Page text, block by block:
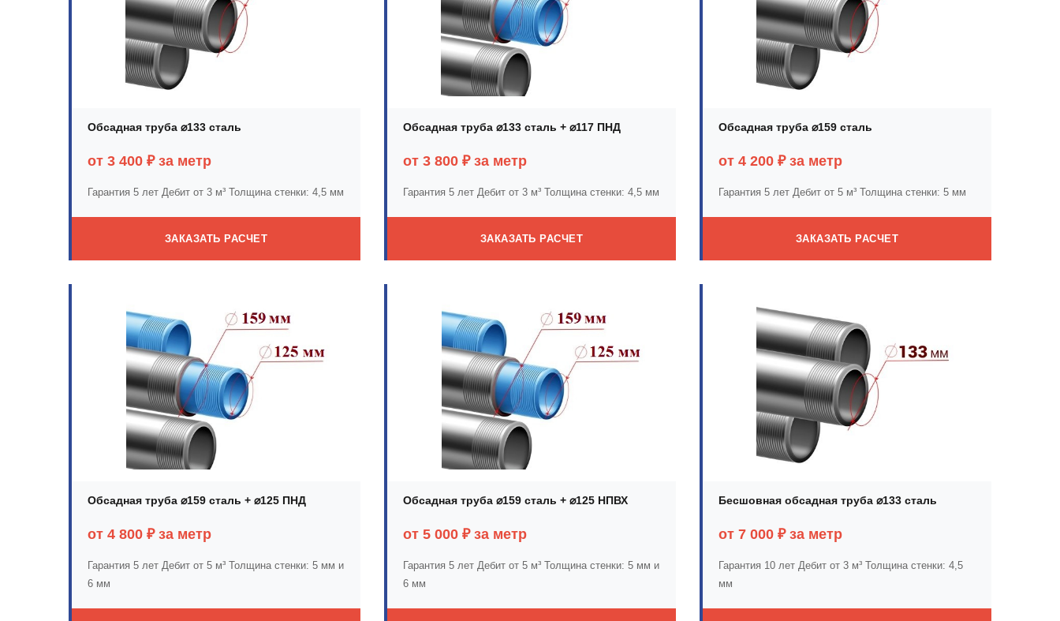
Обсадная труба ⌀133 сталь
от 3 400 ₽ за метр
Гарантия 5 лет Дебит от 3 м³ Толщина стенки: 4,5 мм
ЗАКАЗАТЬ РАСЧЕТ
Обсадная труба ⌀133 сталь + ⌀117 ПНД
от 3 800 ₽ за метр
Гарантия 5 лет Дебит от 3 м³ Толщина стенки: 4,5 мм
ЗАКАЗАТЬ РАСЧЕТ
Обсадная труба ⌀159 сталь
от 4 200 ₽ за метр
Гарантия 5 лет Дебит от 5 м³ Толщина стенки: 5 мм
ЗАКАЗАТЬ РАСЧЕТ
Обсадная труба ⌀159 сталь + ⌀125 ПНД
от 4 800 ₽ за метр
Гарантия 5 лет Дебит от 5 м³ Толщина стенки: 5 мм и
6 мм
Обсадная труба ⌀159 сталь + ⌀125 НПВХ
от 5 000 ₽ за метр
Гарантия 5 лет Дебит от 5 м³ Толщина стенки: 5 мм и
6 мм
Бесшовная обсадная труба ⌀133 сталь
от 7 000 ₽ за метр
Гарантия 10 лет Дебит от 3 м³ Толщина стенки: 4,5
мм